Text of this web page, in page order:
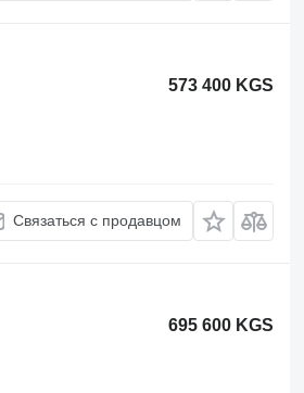
573 400 KGS
Связаться с продавцом
695 600 KGS